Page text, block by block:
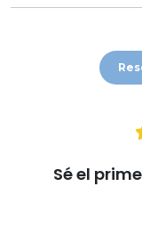
Sé el